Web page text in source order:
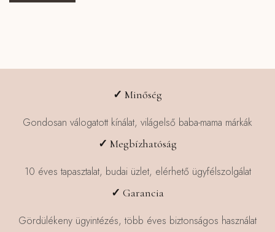
✓ Minőség
Gondosan válogatott kínálat, világelső baba-mama márkák
✓ Megbízhatóság
10 éves tapasztalat, budai üzlet, elérhető ügyfélszolgálat
✓ Garancia
Gördülékeny ügyintézés, több éves biztonságos használat